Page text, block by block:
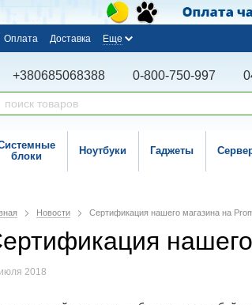
Оплата Доставка Еще
+380685068388 0-800-750-997
блоки
Ноутбуки Гаджеты
Новости Сертификация нашего магазина на
2018